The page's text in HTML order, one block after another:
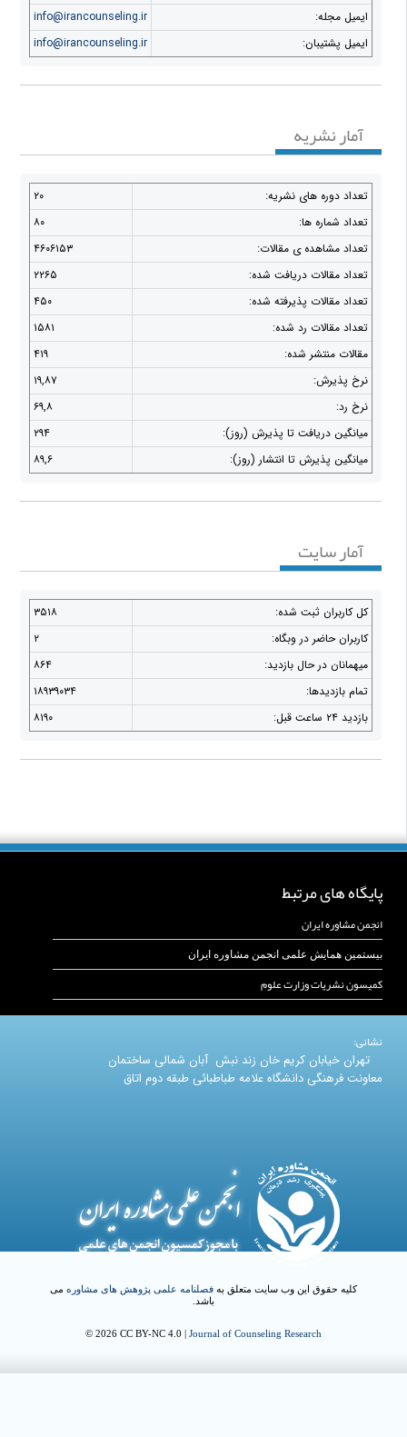
ایمیل مجله:
info@irancounseling.ir
ایمیل پشتیبان:
info@irancounseling.ir
آمار نشریه
تعداد دوره های نشریه:
۲۰
تعداد شماره ها:
۸۰
تعداد مشاهده ی مقالات:
۴۶۰۶۱۵۳
تعداد مقالات دریافت شده:
۲۲۶۵
تعداد مقالات پذیرفته شده:
۴۵۰
تعداد مقالات رد شده:
۱۵۸۱
مقالات منتشر شده:
۴۱۹
نرخ پذیرش:
۱۹,۸۷
نرخ رد:
۶۹,۸
میانگین دریافت تا پذیرش (روز):
۲۹۴
میانگین پذیرش تا انتشار (روز):
۸۹,۶
آمار سایت
كل کاربران ثبت شده:
۳۵۱۸
کاربران حاضر در وبگاه:
ميهمانان در حال بازديد:
۸۶۴
تمام بازديد‌ها:
۱۸۹۳۹۰۳۴
بازديد ۲۴ ساعت قبل:
۸۱۹۰
پایگاه های مرتبط
انجمن مشاوره ایران
بیستمین همایش علمی انجمن مشاوره ایران
کمیسون نشریات وزارت علوم
نشانی:
تهران خیابان کریم خان زند نبش آبان شمالی ساختمان
معاونت فرهنگی دانشگاه علامه طباطبائی طبقه دوم اتاق
کلیه حقوق این وب سایت متعلق بهفصلنامه علمی پژوهش های مشاوره می
باشد.
© 2026 CC BY-NC 4.0 |Journal of Counseling Research